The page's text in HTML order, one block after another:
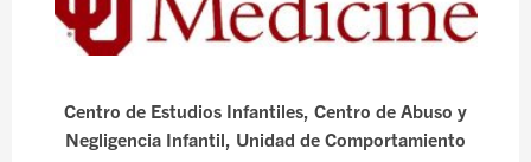
Centro de Estudios Infantiles, Centro de Abuso y
Negligencia Infantil, Unidad de Comportamiento